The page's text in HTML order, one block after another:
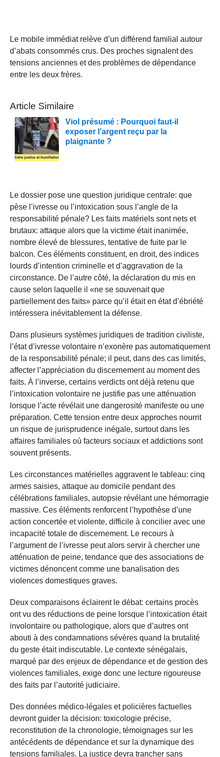
Le mobile immédiat relève d’un différend familial autour
d’abats consommés crus. Des proches signalent des
tensions anciennes et des problèmes de dépendance
entre les deux frères.
Article Similaire
Viol présumé : Pourquoi faut-il
exposer l’argent reçu par la
plaignante ?
Le dossier pose une question juridique centrale: que
pèse l’ivresse ou l’intoxication sous l’angle de la
responsabilité pénale? Les faits matériels sont nets et
brutaux: attaque alors que la victime était inanimée,
nombre élevé de blessures, tentative de fuite par le
balcon. Ces éléments constituent, en droit, des indices
lourds d’intention criminelle et d’aggravation de la
circonstance. De l’autre côté, la déclaration du mis en
cause selon laquelle il «ne se souvenait que
partiellement des faits» parce qu’il était en état d’ébriété
intéressera inévitablement la défense.
Dans plusieurs systèmes juridiques de tradition civiliste,
l’état d’ivresse volontaire n’exonère pas automatiquement
de la responsabilité pénale; il peut, dans des cas limités,
affecter l’appréciation du discernement au moment des
faits. À l’inverse, certains verdicts ont déjà retenu que
l’intoxication volontaire ne justifie pas une atténuation
lorsque l’acte révélait une dangerosité manifeste ou une
préparation. Cette tension entre deux approches nourrit
un risque de jurisprudence inégale, surtout dans les
affaires familiales où facteurs sociaux et addictions sont
souvent présents.
Les circonstances matérielles aggravent le tableau: cinq
armes saisies, attaque au domicile pendant des
célébrations familiales, autopsie révélant une hémorragie
massive. Ces éléments renforcent l’hypothèse d’une
action concertée et violente, difficile à concilier avec une
incapacité totale de discernement. Le recours à
l’argument de l’ivresse peut alors servir à chercher une
atténuation de peine, tendance que des associations de
victimes dénoncent comme une banalisation des
violences domestiques graves.
Deux comparaisons éclairent le débat: certains procès
ont vu des réductions de peine lorsque l’intoxication était
involontaire ou pathologique, alors que d’autres ont
abouti à des condamnations sévères quand la brutalité
du geste était indiscutable. Le contexte sénégalais,
marqué par des enjeux de dépendance et de gestion des
violences familiales, exige donc une lecture rigoureuse
des faits par l’autorité judiciaire.
Des données médico-légales et policières factuelles
devront guider la décision: toxicologie précise,
reconstitution de la chronologie, témoignages sur les
antécédents de dépendance et sur la dynamique des
tensions familiales. La justice devra trancher sans